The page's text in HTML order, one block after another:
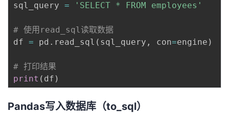
sql_query = 'SELECT * FROM employees'
# 使用read_sql读取数据
df = pd . read_sql ( sql_query , con=engine )
# 打印结果
print ( df )
Pandas写入数据库（to_sql）